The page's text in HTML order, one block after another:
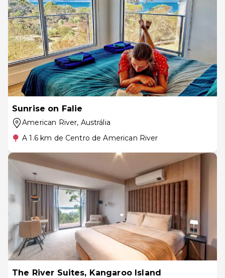
Sunrise on Falie
American River, Austrália
A 1.6 km de Centro de American River
The River Suites, Kangaroo Island